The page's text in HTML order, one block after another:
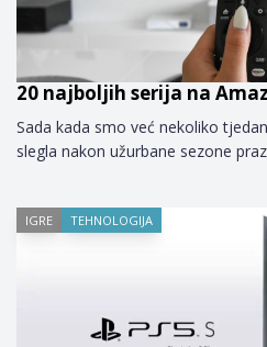
20 najboljih serija na
Sada kada smo već nekoliko
slegla nakon užurbane sezone
IGRE TEHNOLOGIJA